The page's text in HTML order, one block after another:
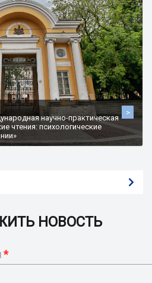
>
научно-практическая
чтения: психологические
НОВОСТЬ
*